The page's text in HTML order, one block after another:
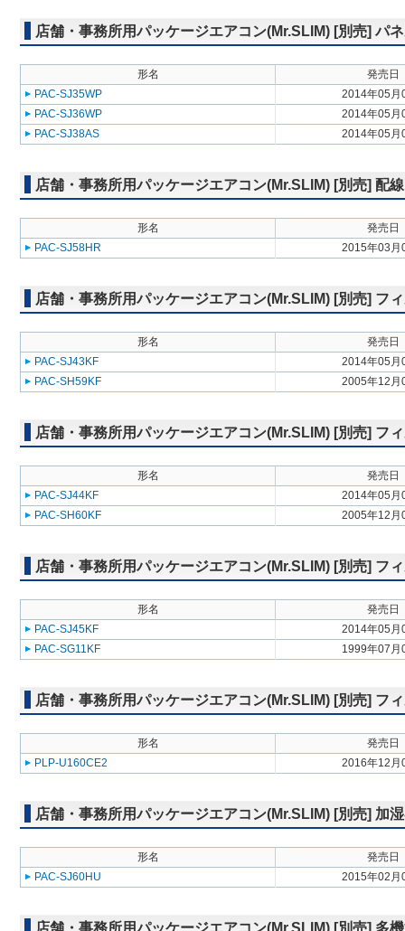
店舗・事務所用パッケージエアコン(Mr.SLIM) [別売] パ
形名
発売日
PAC-SJ35WP
2014年05月
PAC-SJ36WP
2014年05月
PAC-SJ38AS
2014年05月
店舗・事務所用パッケージエアコン(Mr.SLIM) [別売] 配
形名
発売日
PAC-SJ58HR
2015年03月
店舗・事務所用パッケージエアコン(Mr.SLIM) [別売] フ
形名
発売日
PAC-SJ43KF
2014年05月
PAC-SH59KF
2005年12月
店舗・事務所用パッケージエアコン(Mr.SLIM) [別売] フ
形名
発売日
PAC-SJ44KF
2014年05月
PAC-SH60KF
2005年12月
店舗・事務所用パッケージエアコン(Mr.SLIM) [別売] フ
形名
発売日
PAC-SJ45KF
2014年05月
PAC-SG11KF
1999年07月
店舗・事務所用パッケージエアコン(Mr.SLIM) [別売] フ
形名
発売日
PLP-U160CE2
2016年12月
店舗・事務所用パッケージエアコン(Mr.SLIM) [別売] 加
形名
発売日
PAC-SJ60HU
2015年02月